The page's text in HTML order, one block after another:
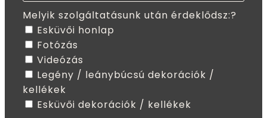
Melyik szolgáltatásunk után érdeklődsz:?
Esküvői honlap
Fotózás
Videózás
Legény / leánybúcsú dekorációk /
kellékek
Esküvői dekorációk / kellékek